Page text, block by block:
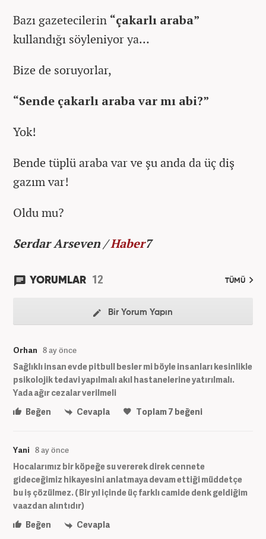
Bazı gazetecilerin “çakarlı araba”
kullandığı söyleniyor ya…
Bize de soruyorlar,
“Sende çakarlı araba var mı abi?”
Yok!
Bende tüplü araba var ve şu anda da üç diş
gazım var!
Oldu mu?
Serdar Arseven /Haber7
YORUMLAR 12 TÜMÜ
Bir Yorum Yapın
Orhan 8 ay önce
Sağlıklı insan evde pitbull besler mi böyle insanları kesinlikle
psikolojik tedavi yapılmalı akıl hastanelerine yatırılmalı.
Yada ağır cezalar verilmeli
Beğen
Cevapla Toplam7 beğeni
Yani 8 ay önce
Hocalarımız bir köpeğe su vererek direk cennete
gideceğimiz hikayesini anlatmaya devam ettiği müddetçe
bu iş çözülmez. ( Bir yıl içinde üç farklı camide denk geldiğim
vaazdan alıntıdır)
Beğen
Cevapla